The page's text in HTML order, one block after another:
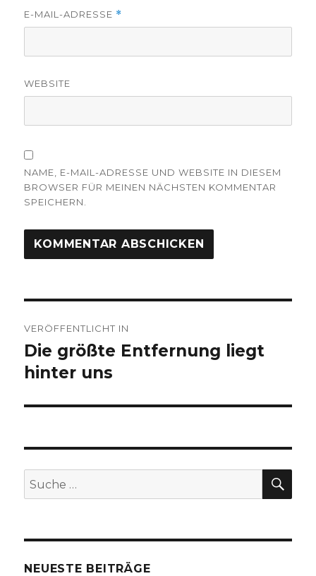
E-MAIL-ADRESSE *
WEBSITE
NAME, E-MAIL-ADRESSE UND WEBSITE IN DIESEM
BROWSER FÜR MEINEN NÄCHSTEN KOMMENTAR
SPEICHERN.
VERÖFFENTLICHT IN
Die größte Entfernung liegt
hinter uns
Suche
nach:
NEUESTE BEITRÄGE